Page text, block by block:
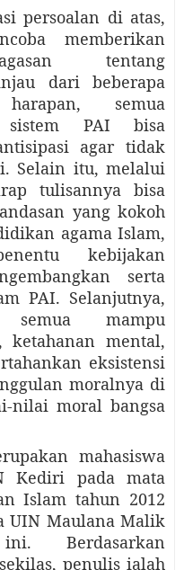
persoalan di atas,
memberikan
tentang
dari beberapa
semua
sistem PAI bisa
agar tidak
Selain itu, melalui
tulisannya bisa
yang kokoh
agama Islam,
kebijakan
serta
PAI. Selanjutnya,
semua mampu
ketahanan mental,
eksistensi
moralnya di
nilai moral bangsa
mahasiswa
Kediri pada mata
Islam tahun 2012
UIN Maulana Malik
Berdasarkan
penulis ialah